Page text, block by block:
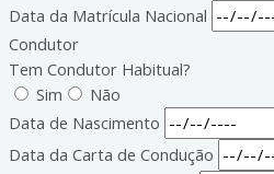
Data da Matrícula Nacional
Condutor
Tem Condutor Habitual?
Sim
Não
Data de Nascimento
Data da Carta de Condução